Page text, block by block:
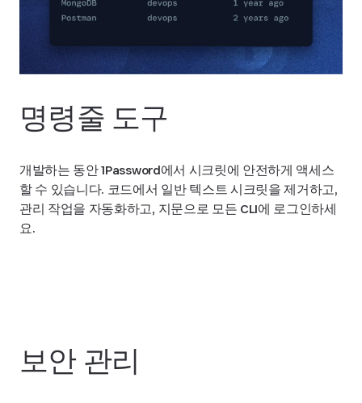
명령줄 도구
개발하는 동안 1Password에서 시크릿에 안전하게 액세스
할 수 있습니다. 코드에서 일반 텍스트 시크릿을 제거하고,
관리 작업을 자동화하고, 지문으로 모든 CLI에 로그인하세
요.
보안 관리